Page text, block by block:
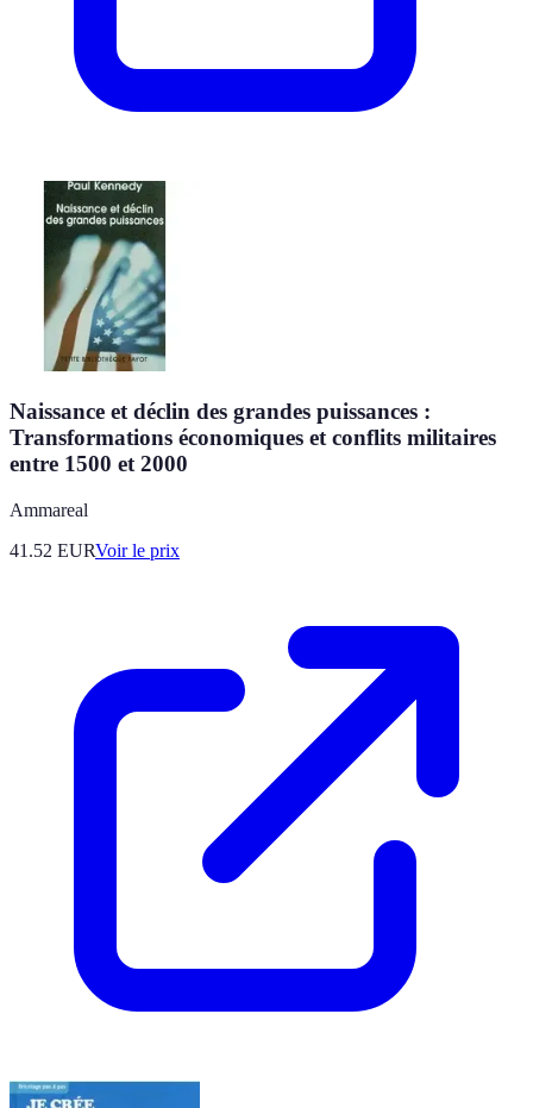
Naissance et déclin des grandes puissances :
Transformations économiques et conflits militaires
entre 1500 et 2000
Ammareal
41.52 EURVoir le prix